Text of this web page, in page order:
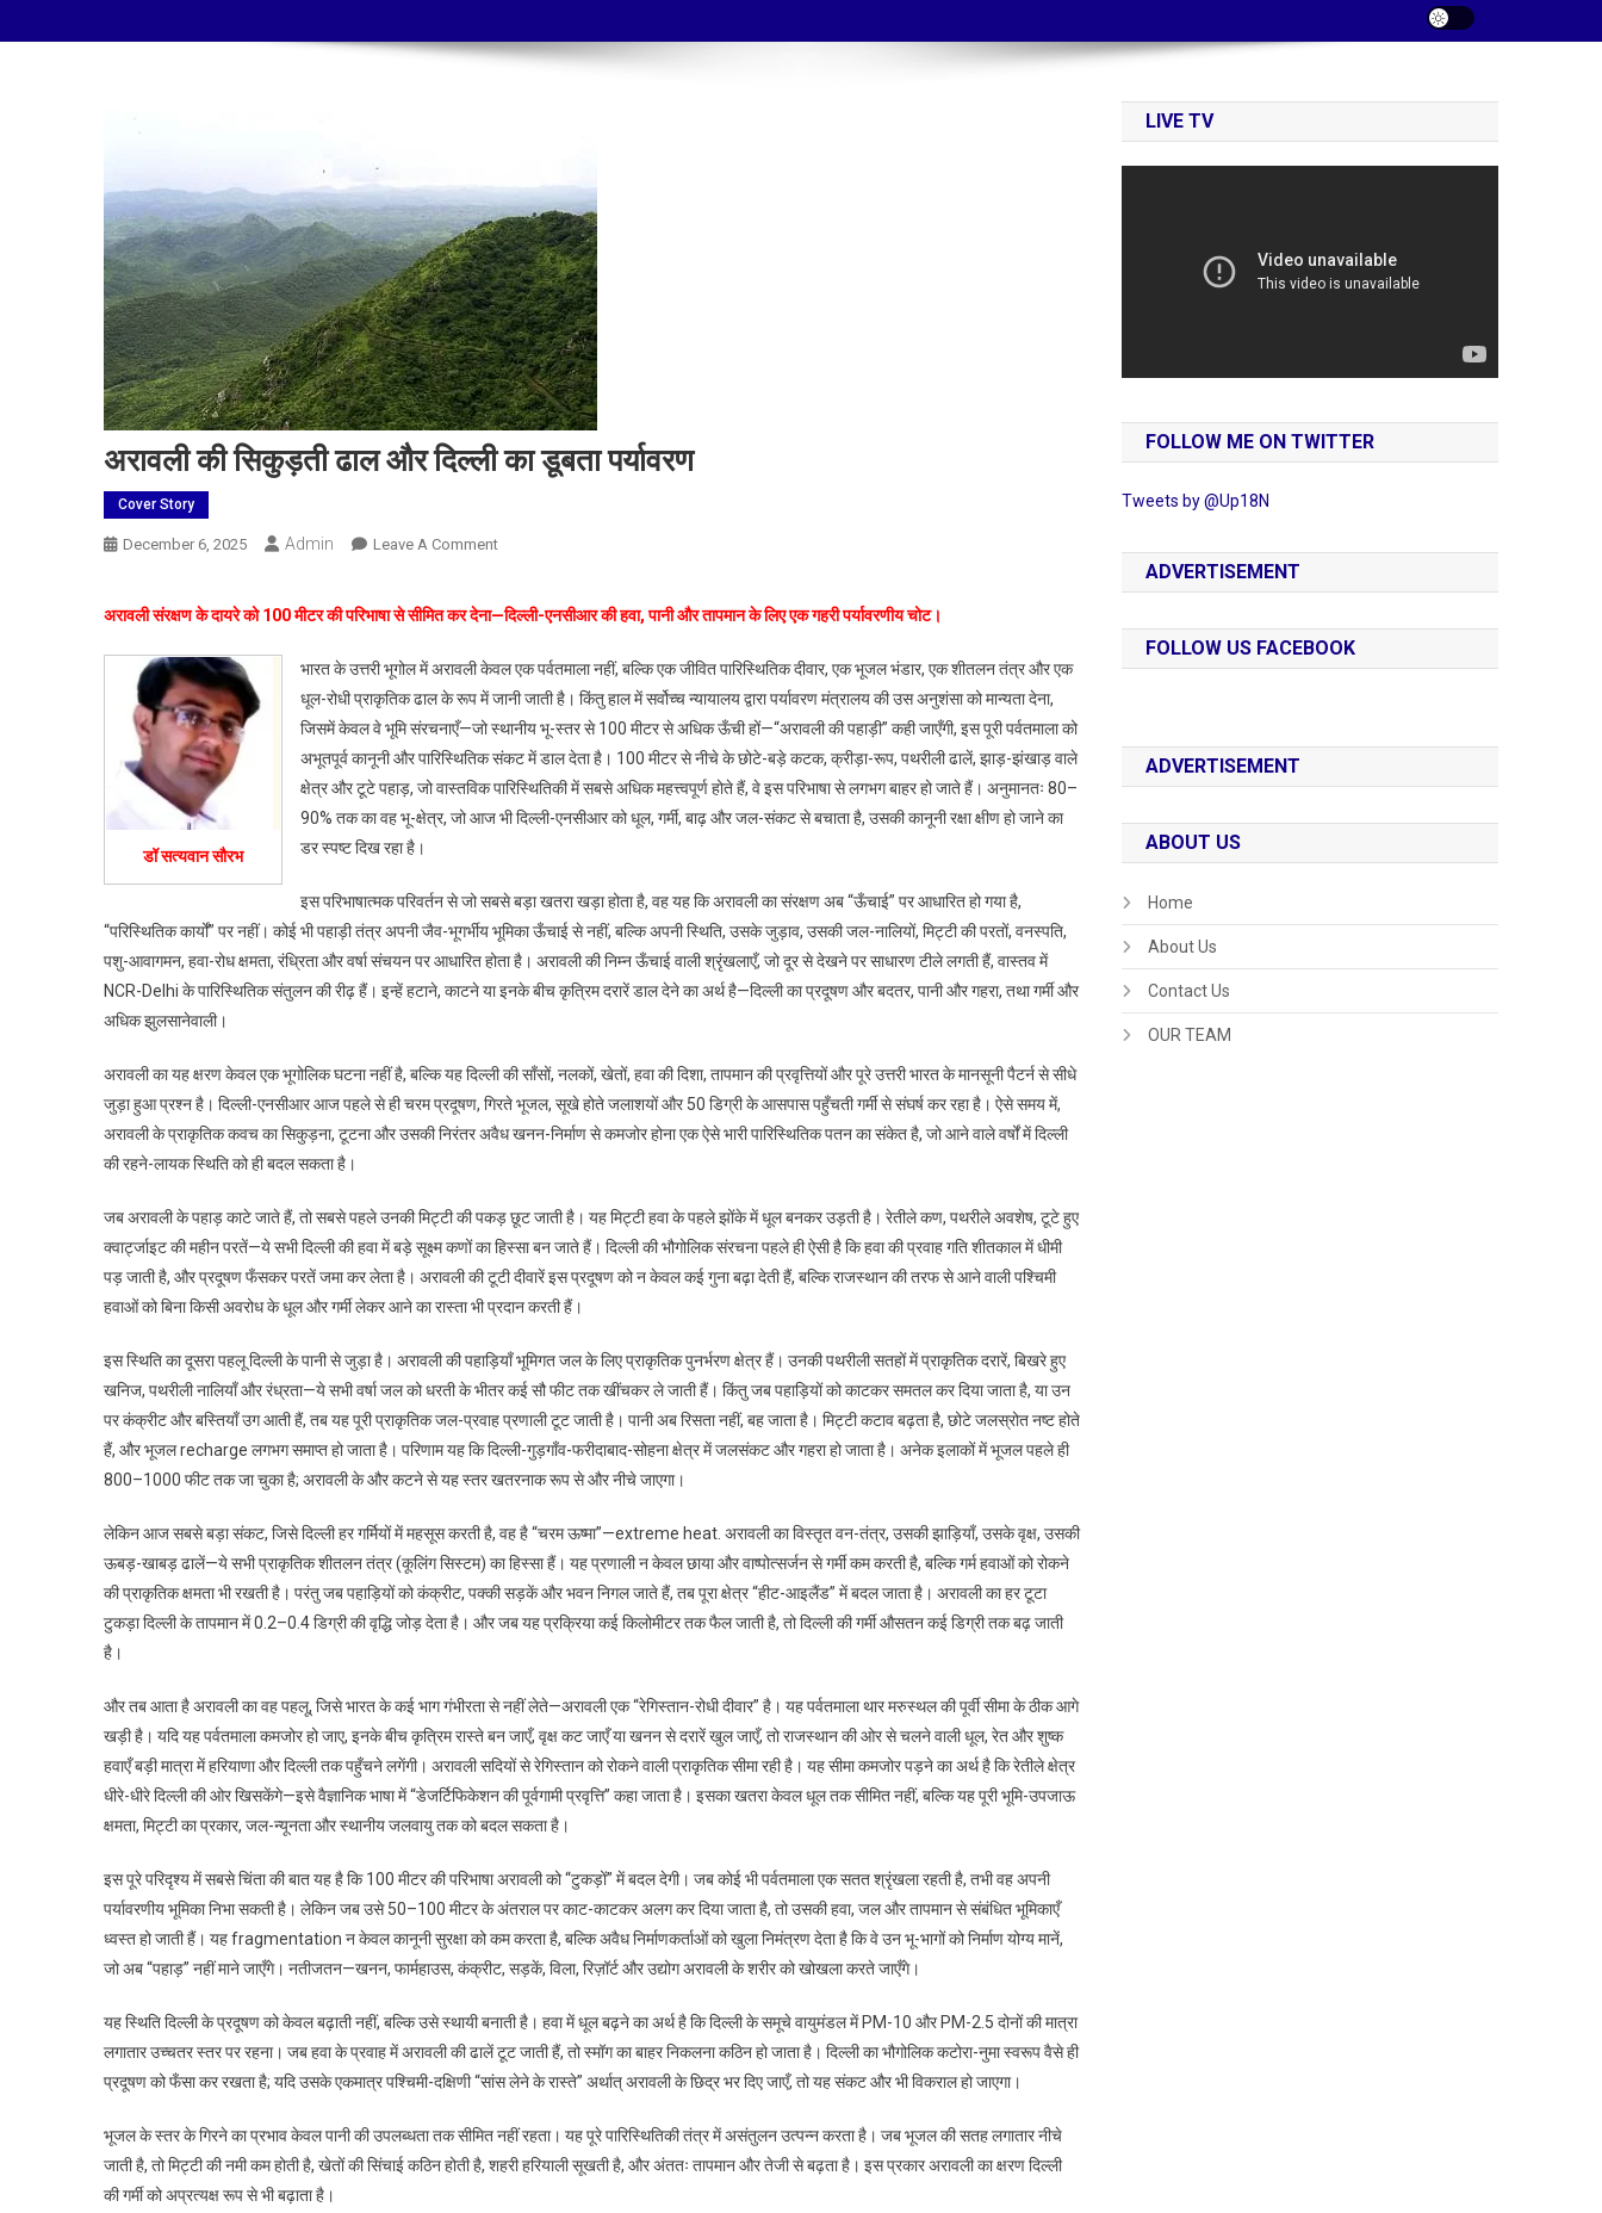
अरावली की सिकुड़ती ढाल और दिल्ली का डूबता पर्यावरण
Cover Story
December 6, 2025 Admin Leave A CommentOn
सिकुड़ती
और
दिल्ली
का
डूबता
पर्यावरण
अरावली संरक्षण के दायरे को 100 मीटर की परिभाषा से सीमित कर देना—दिल्ली-एनसीआर की हवा, पानी और तापमान के लिए एक गहरी पर्यावरणीय चोट।
डॉ सत्यवान सौरभ
भारत के उत्तरी भूगोल में अरावली केवल एक पर्वतमाला नहीं, बल्कि एक जीवित पारिस्थितिक दीवार, एक भूजल भंडार, एक शीतलन तंत्र और एक
धूल-रोधी प्राकृतिक ढाल के रूप में जानी जाती है। किंतु हाल में सर्वोच्च न्यायालय द्वारा पर्यावरण मंत्रालय की उस अनुशंसा को मान्यता देना,
जिसमें केवल वे भूमि संरचनाएँ—जो स्थानीय भू-स्तर से 100 मीटर से अधिक ऊँची हों—“अरावली की पहाड़ी” कही जाएँगी, इस पूरी पर्वतमाला को
अभूतपूर्व कानूनी और पारिस्थितिक संकट में डाल देता है। 100 मीटर से नीचे के छोटे-बड़े कटक, क्रीड़ा-रूप, पथरीली ढालें, झाड़-झंखाड़ वाले
क्षेत्र और टूटे पहाड़, जो वास्तविक पारिस्थितिकी में सबसे अधिक महत्त्वपूर्ण होते हैं, वे इस परिभाषा से लगभग बाहर हो जाते हैं। अनुमानतः 80–
90% तक का वह भू-क्षेत्र, जो आज भी दिल्ली-एनसीआर को धूल, गर्मी, बाढ़ और जल-संकट से बचाता है, उसकी कानूनी रक्षा क्षीण हो जाने का
डर स्पष्ट दिख रहा है।
इस परिभाषात्मक परिवर्तन से जो सबसे बड़ा खतरा खड़ा होता है, वह यह कि अरावली का संरक्षण अब “ऊँचाई” पर आधारित हो गया है,
“परिस्थितिक कार्यों” पर नहीं। कोई भी पहाड़ी तंत्र अपनी जैव-भूगर्भीय भूमिका ऊँचाई से नहीं, बल्कि अपनी स्थिति, उसके जुड़ाव, उसकी जल-नालियों, मिट्टी की परतों, वनस्पति,
पशु-आवागमन, हवा-रोध क्षमता, रंध्रिता और वर्षा संचयन पर आधारित होता है। अरावली की निम्न ऊँचाई वाली श्रृंखलाएँ, जो दूर से देखने पर साधारण टीले लगती हैं, वास्तव में
NCR-Delhi के पारिस्थितिक संतुलन की रीढ़ हैं। इन्हें हटाने, काटने या इनके बीच कृत्रिम दरारें डाल देने का अर्थ है—दिल्ली का प्रदूषण और बदतर, पानी और गहरा, तथा गर्मी और
अधिक झुलसानेवाली।
अरावली का यह क्षरण केवल एक भूगोलिक घटना नहीं है, बल्कि यह दिल्ली की साँसों, नलकों, खेतों, हवा की दिशा, तापमान की प्रवृत्तियों और पूरे उत्तरी भारत के मानसूनी पैटर्न से सीधे
जुड़ा हुआ प्रश्न है। दिल्ली-एनसीआर आज पहले से ही चरम प्रदूषण, गिरते भूजल, सूखे होते जलाशयों और 50 डिग्री के आसपास पहुँचती गर्मी से संघर्ष कर रहा है। ऐसे समय में,
अरावली के प्राकृतिक कवच का सिकुड़ना, टूटना और उसकी निरंतर अवैध खनन-निर्माण से कमजोर होना एक ऐसे भारी पारिस्थितिक पतन का संकेत है, जो आने वाले वर्षों में दिल्ली
की रहने-लायक स्थिति को ही बदल सकता है।
जब अरावली के पहाड़ काटे जाते हैं, तो सबसे पहले उनकी मिट्टी की पकड़ छूट जाती है। यह मिट्टी हवा के पहले झोंके में धूल बनकर उड़ती है। रेतीले कण, पथरीले अवशेष, टूटे हुए
क्वार्ट्जाइट की महीन परतें—ये सभी दिल्ली की हवा में बड़े सूक्ष्म कणों का हिस्सा बन जाते हैं। दिल्ली की भौगोलिक संरचना पहले ही ऐसी है कि हवा की प्रवाह गति शीतकाल में धीमी
पड़ जाती है, और प्रदूषण फँसकर परतें जमा कर लेता है। अरावली की टूटी दीवारें इस प्रदूषण को न केवल कई गुना बढ़ा देती हैं, बल्कि राजस्थान की तरफ से आने वाली पश्चिमी
हवाओं को बिना किसी अवरोध के धूल और गर्मी लेकर आने का रास्ता भी प्रदान करती हैं।
इस स्थिति का दूसरा पहलू दिल्ली के पानी से जुड़ा है। अरावली की पहाड़ियाँ भूमिगत जल के लिए प्राकृतिक पुनर्भरण क्षेत्र हैं। उनकी पथरीली सतहों में प्राकृतिक दरारें, बिखरे हुए
खनिज, पथरीली नालियाँ और रंध्रता—ये सभी वर्षा जल को धरती के भीतर कई सौ फीट तक खींचकर ले जाती हैं। किंतु जब पहाड़ियों को काटकर समतल कर दिया जाता है, या उन
पर कंक्रीट और बस्तियाँ उग आती हैं, तब यह पूरी प्राकृतिक जल-प्रवाह प्रणाली टूट जाती है। पानी अब रिसता नहीं, बह जाता है। मिट्टी कटाव बढ़ता है, छोटे जलस्रोत नष्ट होते
हैं, और भूजल recharge लगभग समाप्त हो जाता है। परिणाम यह कि दिल्ली-गुड़गाँव-फरीदाबाद-सोहना क्षेत्र में जलसंकट और गहरा हो जाता है। अनेक इलाकों में भूजल पहले ही
800–1000 फीट तक जा चुका है; अरावली के और कटने से यह स्तर खतरनाक रूप से और नीचे जाएगा।
लेकिन आज सबसे बड़ा संकट, जिसे दिल्ली हर गर्मियों में महसूस करती है, वह है “चरम ऊष्मा”—extreme heat. अरावली का विस्तृत वन-तंत्र, उसकी झाड़ियाँ, उसके वृक्ष, उसकी
ऊबड़-खाबड़ ढालें—ये सभी प्राकृतिक शीतलन तंत्र (कूलिंग सिस्टम) का हिस्सा हैं। यह प्रणाली न केवल छाया और वाष्पोत्सर्जन से गर्मी कम करती है, बल्कि गर्म हवाओं को रोकने
की प्राकृतिक क्षमता भी रखती है। परंतु जब पहाड़ियों को कंक्रीट, पक्की सड़कें और भवन निगल जाते हैं, तब पूरा क्षेत्र “हीट-आइलैंड” में बदल जाता है। अरावली का हर टूटा
टुकड़ा दिल्ली के तापमान में 0.2–0.4 डिग्री की वृद्धि जोड़ देता है। और जब यह प्रक्रिया कई किलोमीटर तक फैल जाती है, तो दिल्ली की गर्मी औसतन कई डिग्री तक बढ़ जाती
है।
और तब आता है अरावली का वह पहलू, जिसे भारत के कई भाग गंभीरता से नहीं लेते—अरावली एक “रेगिस्तान-रोधी दीवार” है। यह पर्वतमाला थार मरुस्थल की पूर्वी सीमा के ठीक आगे
खड़ी है। यदि यह पर्वतमाला कमजोर हो जाए, इनके बीच कृत्रिम रास्ते बन जाएँ, वृक्ष कट जाएँ या खनन से दरारें खुल जाएँ, तो राजस्थान की ओर से चलने वाली धूल, रेत और शुष्क
हवाएँ बड़ी मात्रा में हरियाणा और दिल्ली तक पहुँचने लगेंगी। अरावली सदियों से रेगिस्तान को रोकने वाली प्राकृतिक सीमा रही है। यह सीमा कमजोर पड़ने का अर्थ है कि रेतीले क्षेत्र
धीरे-धीरे दिल्ली की ओर खिसकेंगे—इसे वैज्ञानिक भाषा में “डेजर्टिफिकेशन की पूर्वगामी प्रवृत्ति” कहा जाता है। इसका खतरा केवल धूल तक सीमित नहीं, बल्कि यह पूरी भूमि-उपजाऊ
क्षमता, मिट्टी का प्रकार, जल-न्यूनता और स्थानीय जलवायु तक को बदल सकता है।
इस पूरे परिदृश्य में सबसे चिंता की बात यह है कि 100 मीटर की परिभाषा अरावली को “टुकड़ों” में बदल देगी। जब कोई भी पर्वतमाला एक सतत श्रृंखला रहती है, तभी वह अपनी
पर्यावरणीय भूमिका निभा सकती है। लेकिन जब उसे 50–100 मीटर के अंतराल पर काट-काटकर अलग कर दिया जाता है, तो उसकी हवा, जल और तापमान से संबंधित भूमिकाएँ
ध्वस्त हो जाती हैं। यह fragmentation न केवल कानूनी सुरक्षा को कम करता है, बल्कि अवैध निर्माणकर्ताओं को खुला निमंत्रण देता है कि वे उन भू-भागों को निर्माण योग्य मानें,
जो अब “पहाड़” नहीं माने जाएँगे। नतीजतन—खनन, फार्महाउस, कंक्रीट, सड़कें, विला, रिज़ॉर्ट और उद्योग अरावली के शरीर को खोखला करते जाएँगे।
यह स्थिति दिल्ली के प्रदूषण को केवल बढ़ाती नहीं, बल्कि उसे स्थायी बनाती है। हवा में धूल बढ़ने का अर्थ है कि दिल्ली के समूचे वायुमंडल में PM-10 और PM-2.5 दोनों की मात्रा
लगातार उच्चतर स्तर पर रहना। जब हवा के प्रवाह में अरावली की ढालें टूट जाती हैं, तो स्मॉग का बाहर निकलना कठिन हो जाता है। दिल्ली का भौगोलिक कटोरा-नुमा स्वरूप वैसे ही
प्रदूषण को फँसा कर रखता है; यदि उसके एकमात्र पश्चिमी-दक्षिणी “सांस लेने के रास्ते” अर्थात् अरावली के छिद्र भर दिए जाएँ, तो यह संकट और भी विकराल हो जाएगा।
भूजल के स्तर के गिरने का प्रभाव केवल पानी की उपलब्धता तक सीमित नहीं रहता। यह पूरे पारिस्थितिकी तंत्र में असंतुलन उत्पन्न करता है। जब भूजल की सतह लगातार नीचे
जाती है, तो मिट्टी की नमी कम होती है, खेतों की सिंचाई कठिन होती है, शहरी हरियाली सूखती है, और अंततः तापमान और तेजी से बढ़ता है। इस प्रकार अरावली का क्षरण दिल्ली
की गर्मी को अप्रत्यक्ष रूप से भी बढ़ाता है।
LIVE TV
FOLLOW ME ON TWITTER
Tweets by @Up18N
ADVERTISEMENT
FOLLOW US FACEBOOK
ADVERTISEMENT
ABOUT US
Home
About Us
Contact Us
OUR TEAM